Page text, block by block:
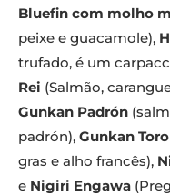
Bluefin com molho
peixe e guacamole),
trufado, é um
Rei (Salmão,
Gunkan Padrón
padrón), Gunkan Toro
gras e alho francês),
e Nigiri Engawa